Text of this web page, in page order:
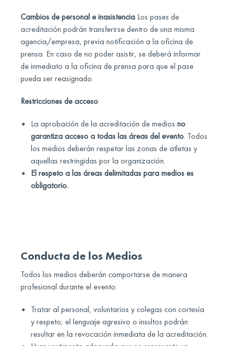
Cambios de personal e inasistencia Los pases de
acreditación podrán transferirse dentro de una misma
agencia/empresa, previa notificación a la oficina de
prensa. En caso de no poder asistir, se deberá informar
de inmediato a la oficina de prensa para que el pase
pueda ser reasignado.
Restricciones de acceso
La aprobación de la acreditación de medios no
garantiza acceso a todas las áreas del evento. Todos
los medios deberán respetar las zonas de atletas y
aquellas restringidas por la organización.
El respeto a las áreas delimitadas para medios es
obligatorio.
Conducta de los Medios
Todos los medios deberán comportarse de manera
profesional durante el evento:
Tratar al personal, voluntarios y colegas con cortesía
y respeto; el lenguaje agresivo o insultos podrán
resultar en la revocación inmediata de la acreditación.